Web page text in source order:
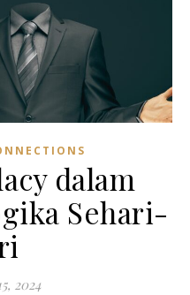
dalam
Sehari-
2024